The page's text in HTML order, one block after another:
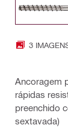
3
Ancoragem
rápidas
preenchido
sextavada)